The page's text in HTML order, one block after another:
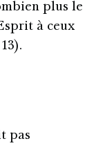
plus le
à ceux
pas